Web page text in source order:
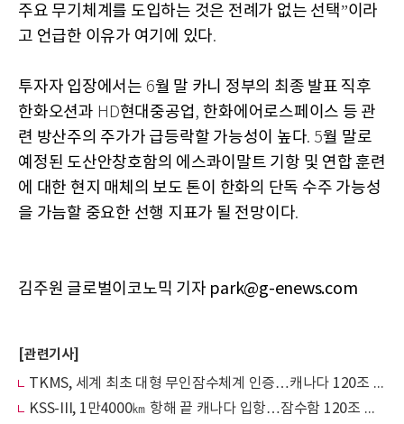
주요 무기체계를 도입하는 것은 전례가 없는 선택”이라
고 언급한 이유가 여기에 있다.
투자자 입장에서는 6월 말 카니 정부의 최종 발표 직후
한화오션과 HD현대중공업, 한화에어로스페이스 등 관
련 방산주의 주가가 급등락할 가능성이 높다. 5월 말로
예정된 도산안창호함의 에스콰이말트 기항 및 연합 훈련
에 대한 현지 매체의 보도 톤이 한화의 단독 수주 가능성
을 가늠할 중요한 선행 지표가 될 전망이다.
김주원 글로벌이코노믹 기자 park@g-enews.com
[관련기사]
TKMS, 세계 최초 대형 무인잠수체계 인증…캐나다 120조 수주전에 기술 카드
KSS-III, 1만4000㎞ 항해 끝 캐나다 입항…잠수함 120조 수주전 '최후의 달'